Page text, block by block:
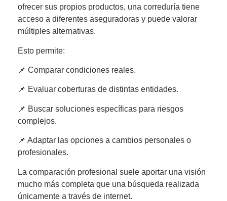
ofrecer sus propios productos, una correduría tiene
acceso a diferentes aseguradoras y puede valorar
múltiples alternativas.
Esto permite:
📌 Comparar condiciones reales.
📌 Evaluar coberturas de distintas entidades.
📌 Buscar soluciones específicas para riesgos
complejos.
📌 Adaptar las opciones a cambios personales o
profesionales.
La comparación profesional suele aportar una visión
mucho más completa que una búsqueda realizada
únicamente a través de internet.